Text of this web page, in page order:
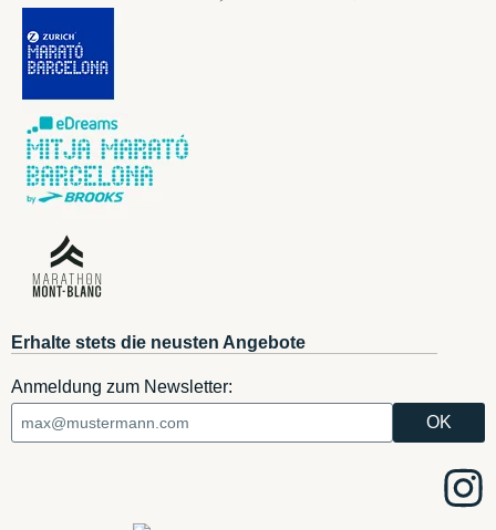
Erhalte stets die neusten Angebote
Anmeldung zum Newsletter: